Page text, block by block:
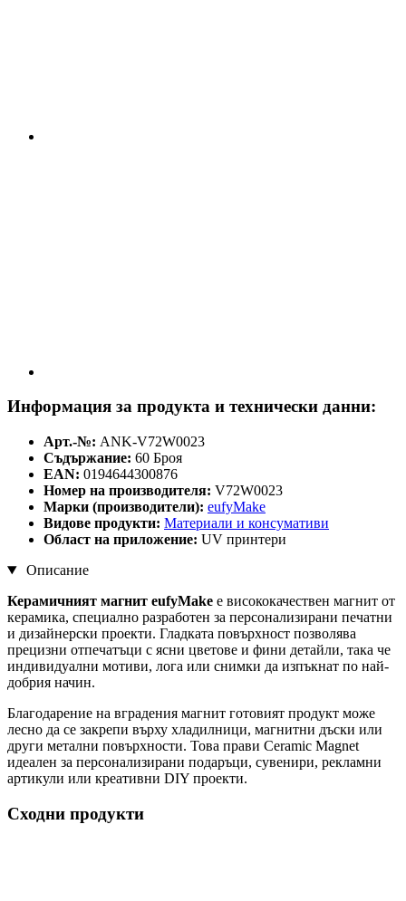
Информация за продукта и технически данни:
Арт.-№: ANK-V72W0023
Съдържание: 60 Броя
EAN: 0194644300876
Номер на производителя: V72W0023
Марки (производители): eufyMake
Видове продукти: Материали и консумативи
Област на приложение: UV принтери
Описание
Керамичният магнит eufyMake е висококачествен магнит от
керамика, специално разработен за персонализирани печатни
и дизайнерски проекти. Гладката повърхност позволява
прецизни отпечатъци с ясни цветове и фини детайли, така че
индивидуални мотиви, лога или снимки да изпъкнат по най-
добрия начин.
Благодарение на вградения магнит готовият продукт може
лесно да се закрепи върху хладилници, магнитни дъски или
други метални повърхности. Това прави Ceramic Magnet
идеален за персонализирани подаръци, сувенири, рекламни
артикули или креативни DIY проекти.
Сходни продукти